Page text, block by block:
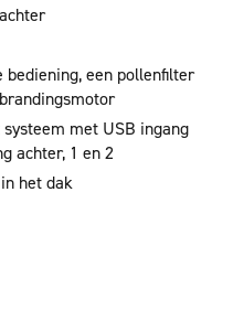
een pollenfilter
met USB ingang
achter, 1 en 2
het dak